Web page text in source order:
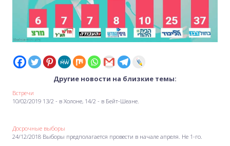
Другие новости на близкие темы:
Встречи
10/02/2019 13/2 - в Холоне, 14/2 - в Бейт-Шеане.
Досрочные выборы
24/12/2018 Выборы предполагается провести в начале апреля. Не 1-го.